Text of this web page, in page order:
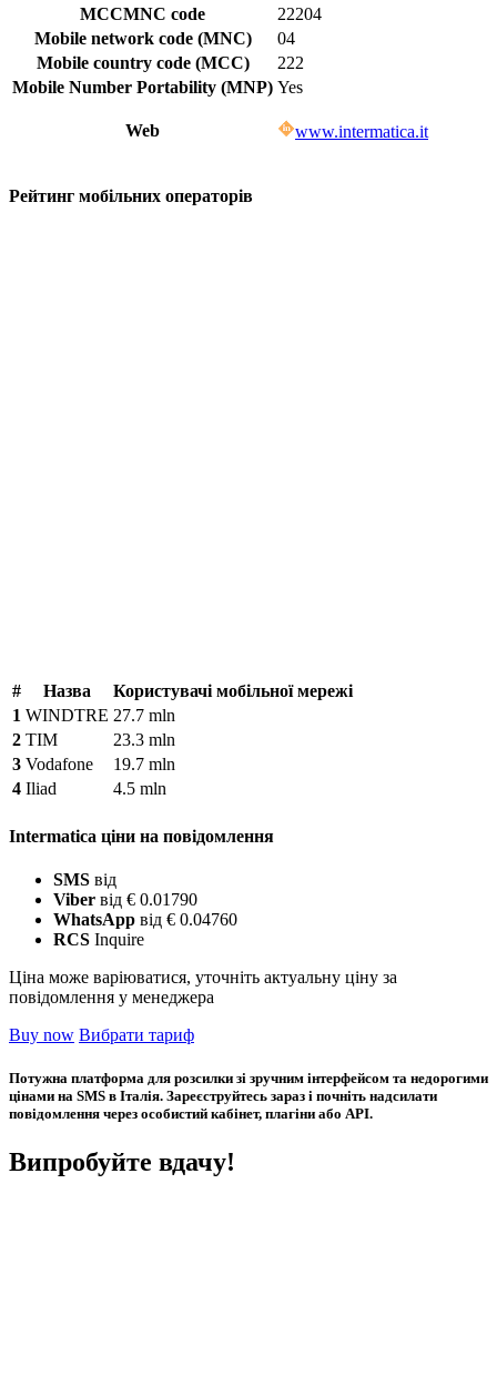
MCCMNC code
22204
Mobile network code (MNC)
04
Mobile country code (MCC)
222
Mobile Number Portability (MNP) Yes
Web www.intermatica.it
Рейтинг мобільних операторів
# Назва
Користувачі мобільної мережі
1 WINDTRE 27.7 mln
2 TIM
23.3 mln
3 Vodafone
19.7 mln
4 Iliad 4.5 mln
Intermatica ціни на повідомлення
SMS від
Viber від € 0.01790
WhatsApp від € 0.04760
RCS Inquire
Ціна може варіюватися, уточніть актуальну ціну за
повідомлення у менеджера
Buy now Вибрати тариф
Потужна платформа для розсилки зі зручним інтерфейсом та недорогими
цінами на SMS в Італія. Зареєструйтесь зараз і почніть надсилати
повідомлення через особистий кабінет, плагіни або API.
Випробуйте вдачу!